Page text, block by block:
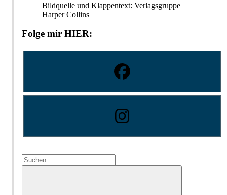
Bildquelle und Klappentext: Verlagsgruppe
Harper Collins
Folge mir HIER:
Suchen
nach: